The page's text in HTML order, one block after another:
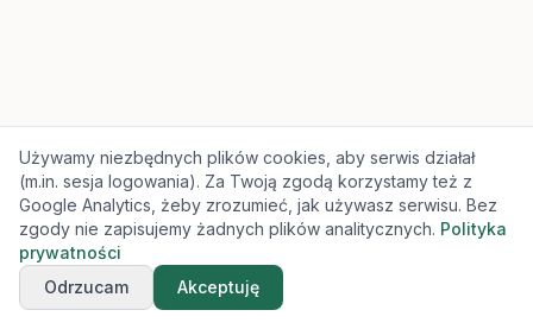
Używamy niezbędnych plików cookies, aby serwis działał
(m.in. sesja logowania). Za Twoją zgodą korzystamy też z
Google Analytics, żeby zrozumieć, jak używasz serwisu. Bez
zgody nie zapisujemy żadnych plików analitycznych. Polityka
prywatności
Odrzucam
Akceptuję